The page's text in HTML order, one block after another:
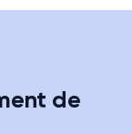
de